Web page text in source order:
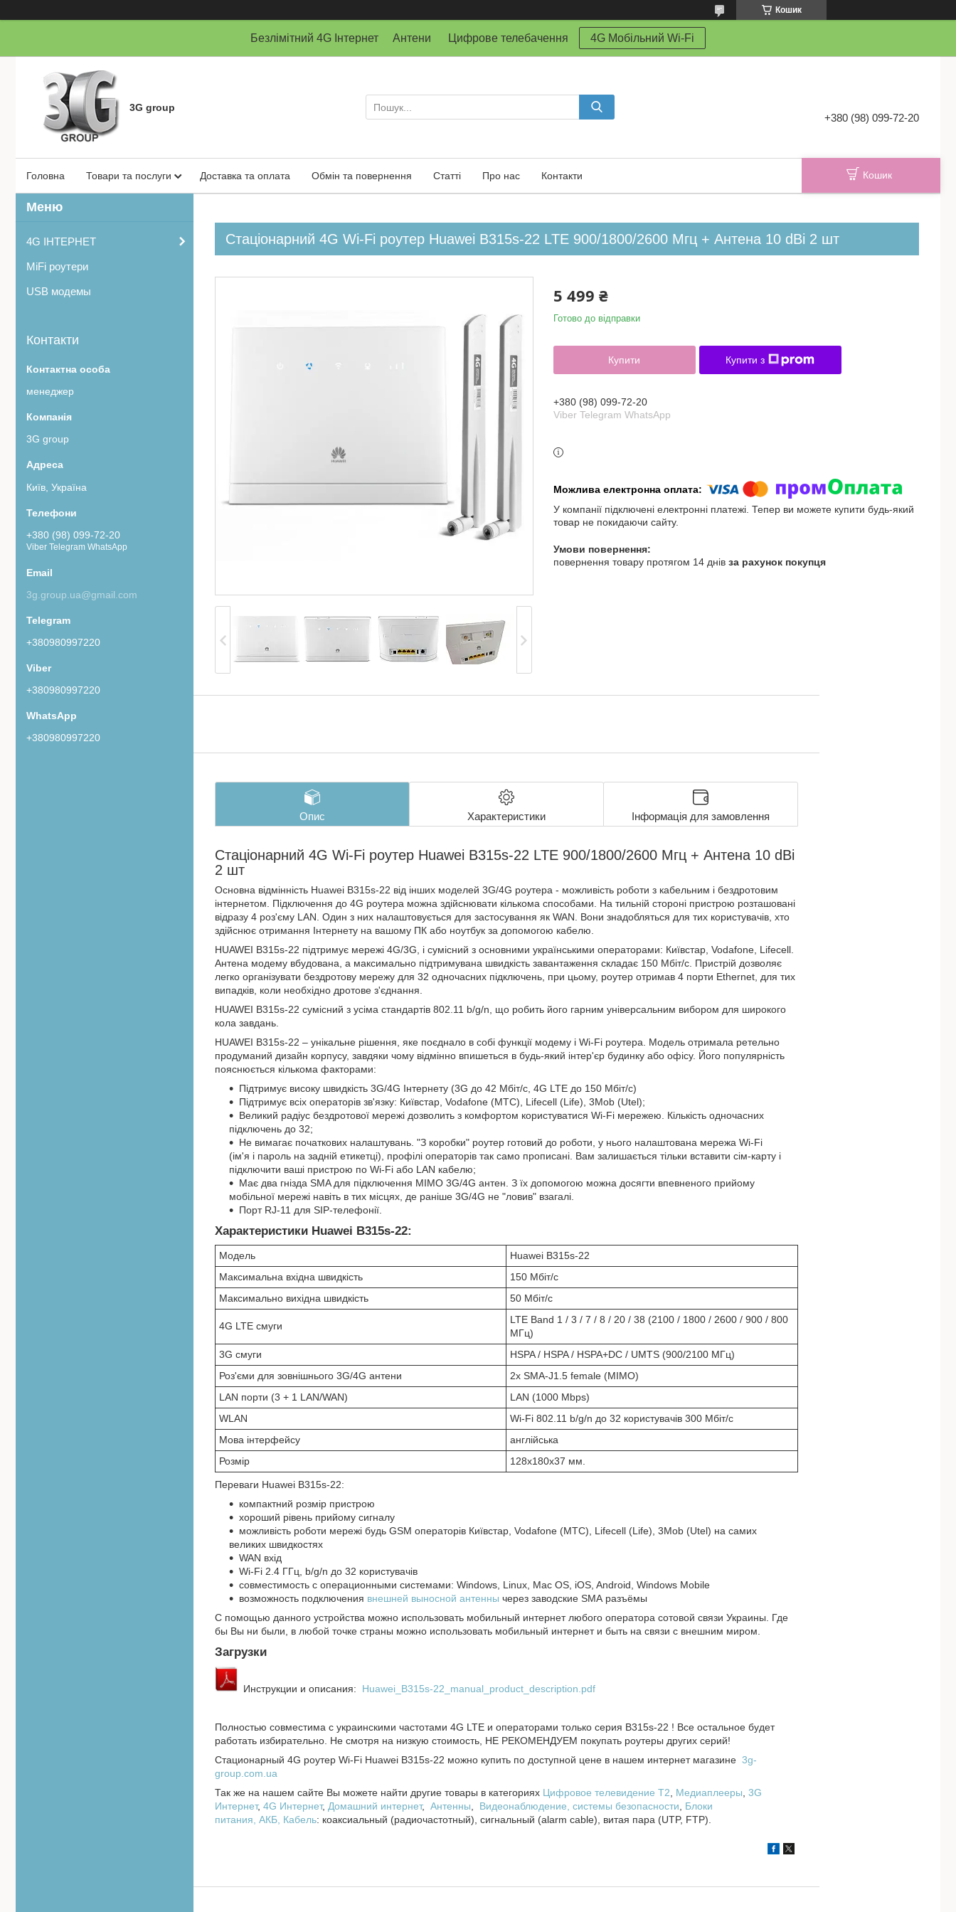
Кошик
Безлімітний 4G Інтернет Антени Цифрове телебачення 4G Мобільний Wi-Fi
3G group
+380 (98) 099-72-20
Головна Товари та послуги Доставка та оплата Обмін та повернення Статті Про нас Контакти Кошик
Стаціонарний 4G Wi-Fi роутер Huawei B315s-22 LTE 900/1800/2600 Мгц + Антена 10 dBi 2 шт
5 499 ₴
Готово до відправки
Купити Купити з
+380 (98) 099-72-20
Viber Telegram WhatsApp
У компанії підключені електронні платежі. Тепер ви можете купити будь-який
товар не покидаючи сайту.
повернення товару протягом 14 днів за рахунок покупця
Опис Характеристики Інформація для замовлення
Стаціонарний 4G Wi-Fi роутер Huawei B315s-22 LTE 900/1800/2600 Мгц + Антена 10 dBi
2 шт
Основна відмінність Huawei B315s-22 від інших моделей 3G/4G роутера - можливість роботи з кабельним і бездротовим
інтернетом. Підключення до 4G роутера можна здійснювати кількома способами. На тильній стороні пристрою розташовані
відразу 4 роз'єму LAN. Один з них налаштовується для застосування як WAN. Вони знадобляться для тих користувачів, хто
здійснює отримання Інтернету на вашому ПК або ноутбук за допомогою кабелю.
HUAWEI B315s-22 підтримує мережі 4G/3G, і сумісний з основними українськими операторами: Київстар, Vodafone, Lifecell.
Антена модему вбудована, а максимально підтримувана швидкість завантаження складає 150 Мбіт/с. Пристрій дозволяє
легко організувати бездротову мережу для 32 одночасних підключень, при цьому, роутер отримав 4 порти Ethernet, для тих
випадків, коли необхідно дротове з'єднання.
HUAWEI B315s-22 сумісний з усіма стандартів 802.11 b/g/n, що робить його гарним універсальним вибором для широкого
кола завдань.
HUAWEI B315s-22 – унікальне рішення, яке поєднало в собі функції модему і Wi-Fi роутера. Модель отримала ретельно
продуманий дизайн корпусу, завдяки чому відмінно впишеться в будь-який інтер'єр будинку або офісу. Його популярність
пояснюється кількома факторами:
Підтримує високу швидкість 3G/4G Інтернету (3G до 42 Мбіт/с, 4G LTE до 150 Мбіт/с)
Підтримує всіх операторів зв'язку: Київстар, Vodafone (МТС), Lifecell (Life), 3Mob (Utel);
Великий радіус бездротової мережі дозволить з комфортом користуватися Wi-Fi мережею. Кількість одночасних
підключень до 32;
Не вимагає початкових налаштувань. "З коробки" роутер готовий до роботи, у нього налаштована мережа Wi-Fi
(ім'я і пароль на задній етикетці), профілі операторів так само прописані. Вам залишається тільки вставити сім-карту і
підключити ваші пристрою по Wi-Fi або LAN кабелю;
Має два гнізда SMA для підключення MIMO 3G/4G антен. З їх допомогою можна досягти впевненого прийому
мобільної мережі навіть в тих місцях, де раніше 3G/4G не "ловив" взагалі.
Порт RJ-11 для SIP-телефонії.
Характеристики Huawei B315s-22:
Модель
Huawei B315s-22
Максимальна вхідна швидкість
150 Мбіт/с
Максимально вихідна швидкість
50 Мбіт/с
4G LTE смуги
LTE Band 1 / 3 / 7 / 8 / 20 / 38 (2100 / 1800 / 2600 / 900 / 800
МГц)
3G смуги
HSPA / HSPA / HSPA+DC / UMTS (900/2100 МГц)
Роз'єми для зовнішнього 3G/4G антени
2х SMA-J1.5 female (MIMO)
LAN порти (3 + 1 LAN/WAN)
LAN (1000 Mbps)
WLAN
Wi-Fi 802.11 b/g/n до 32 користувачів 300 Мбіт/с
Мова інтерфейсу
англійська
Розмір
128х180х37 мм.
Переваги Huawei B315s-22:
компактний розмір пристрою
хороший рівень прийому сигналу
можливість роботи мережі будь GSM операторів Київстар, Vodafone (МТС), Lifecell (Life), 3Mob (Utel) на самих
великих швидкостях
WAN вхід
Wi-Fi 2.4 ГГц, b/g/n до 32 користувачів
совместимость с операционными системами: Windows, Linux, Mac OS, iOS, Android, Windows Mobile
возможность подключения внешней выносной антенны через заводские SMA разъёмы
С помощью данного устройства можно использовать мобильный интернет любого оператора сотовой связи Украины. Где
бы Вы ни были, в любой точке страны можно использовать мобильный интернет и быть на связи с внешним миром.
Загрузки
Инструкции и описания: Huawei_B315s-22_manual_product_description.pdf
Полностью совместима с украинскими частотами 4G LTE и операторами только серия B315s-22 ! Все остальное будет
работать избирательно. Не смотря на низкую стоимость, НЕ РЕКОМЕНДУЕМ покупать роутеры других серий!
Стационарный 4G роутер Wi-Fi Huawei B315s-22 можно купить по доступной цене в нашем интернет магазине 3g-
group.com.ua
Так же на нашем сайте Вы можете найти другие товары в категориях Цифровое телевидение T2, Медиаплееры, 3G
Интернет, 4G Интернет, Домашний интернет, Антенны, Видеонаблюдение, системы безопасности, Блоки
питания, АКБ, Кабель: коаксиальный (радиочастотный), сигнальный (alarm cable), витая пара (UTP, FTP).
4G ІНТЕРНЕТ
MiFi роутери
USB модемы
Контакти
менеджер
3G group
Київ, Україна
+380 (98) 099-72-20
Viber Telegram WhatsApp
3g.group.ua@gmail.com
+380980997220
+380980997220
+380980997220